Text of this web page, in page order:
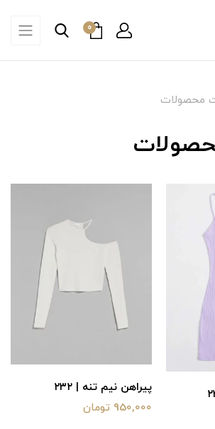
0
محصولات
پیراهن نیم تنه | ۲۳۲
950,000 تومان